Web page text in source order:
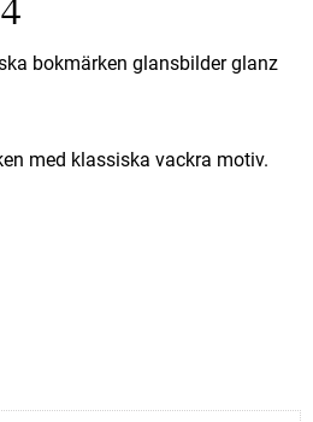
bokmärken glansbilder glanz
med klassiska vackra motiv.